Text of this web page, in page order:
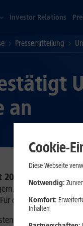
Investor Relations
Pressemitteilung
an
– Die 1&1 AG
Das Wachstum
das zweite
Halbjahr 2021 um
Cookie-
Diese Webseite
Notwendig:
Komfort:
Inhalten